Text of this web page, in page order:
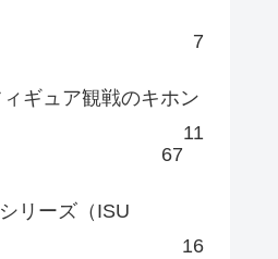
7
ギュア観戦のキホン
11
67
リーズ（ISU
16